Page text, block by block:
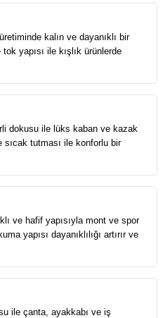
kalın ve dayanıklı bir
yapısı ile kışlık ürünlerde
dokusu ile lüks kaban ve kazak
tutması ile konforlu bir
ve hafif yapısıyla mont ve spor
yapısı dayanıklılığı artırır ve
ile çanta, ayakkabı ve iş